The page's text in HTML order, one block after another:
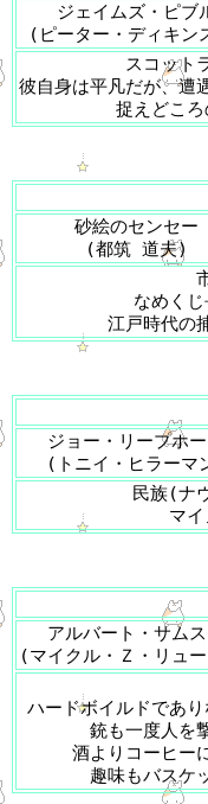
ジェイムズ・ピブ
(ピーター・ディキン
スコット
彼自身は平凡だが、遭
捉えどこ
砂絵のセンセー
(都筑 道夫)
なめく
江戸時代の
ジョー・リープホ
(トニイ・ヒラーマ
民族(ナ
マ
アルバート・サム
(マイクル・Ｚ・リュ
ハードボイルドであ
銃も一度人を
酒よりコーヒー
趣味もバスケ